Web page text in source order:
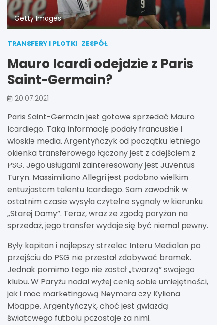
Getty Images
TRANSFERY I PLOTKI ZESPÓŁ
Mauro Icardi odejdzie z Paris
Saint-Germain?
20.07.2021
Paris Saint-Germain jest gotowe sprzedać Mauro
Icardiego. Taką informację podały francuskie i
włoskie media. Argentyńczyk od początku letniego
okienka transferowego łączony jest z odejściem z
PSG. Jego usługami zainteresowany jest Juventus
Turyn. Massimiliano Allegri jest podobno wielkim
entuzjastom talentu Icardiego. Sam zawodnik w
ostatnim czasie wysyła czytelne sygnały w kierunku
„Starej Damy”. Teraz, wraz ze zgodą paryżan na
sprzedaż, jego transfer wydaje się być niemal pewny.
Były kapitan i najlepszy strzelec Interu Mediolan po
przejściu do PSG nie przestał zdobywać bramek.
Jednak pomimo tego nie został „twarzą” swojego
klubu. W Paryżu nadal wyżej cenią sobie umiejętności,
jak i moc marketingową Neymara czy Kyliana
Mbappe. Argentyńczyk, choć jest gwiazdą
światowego futbolu pozostaje za nimi.